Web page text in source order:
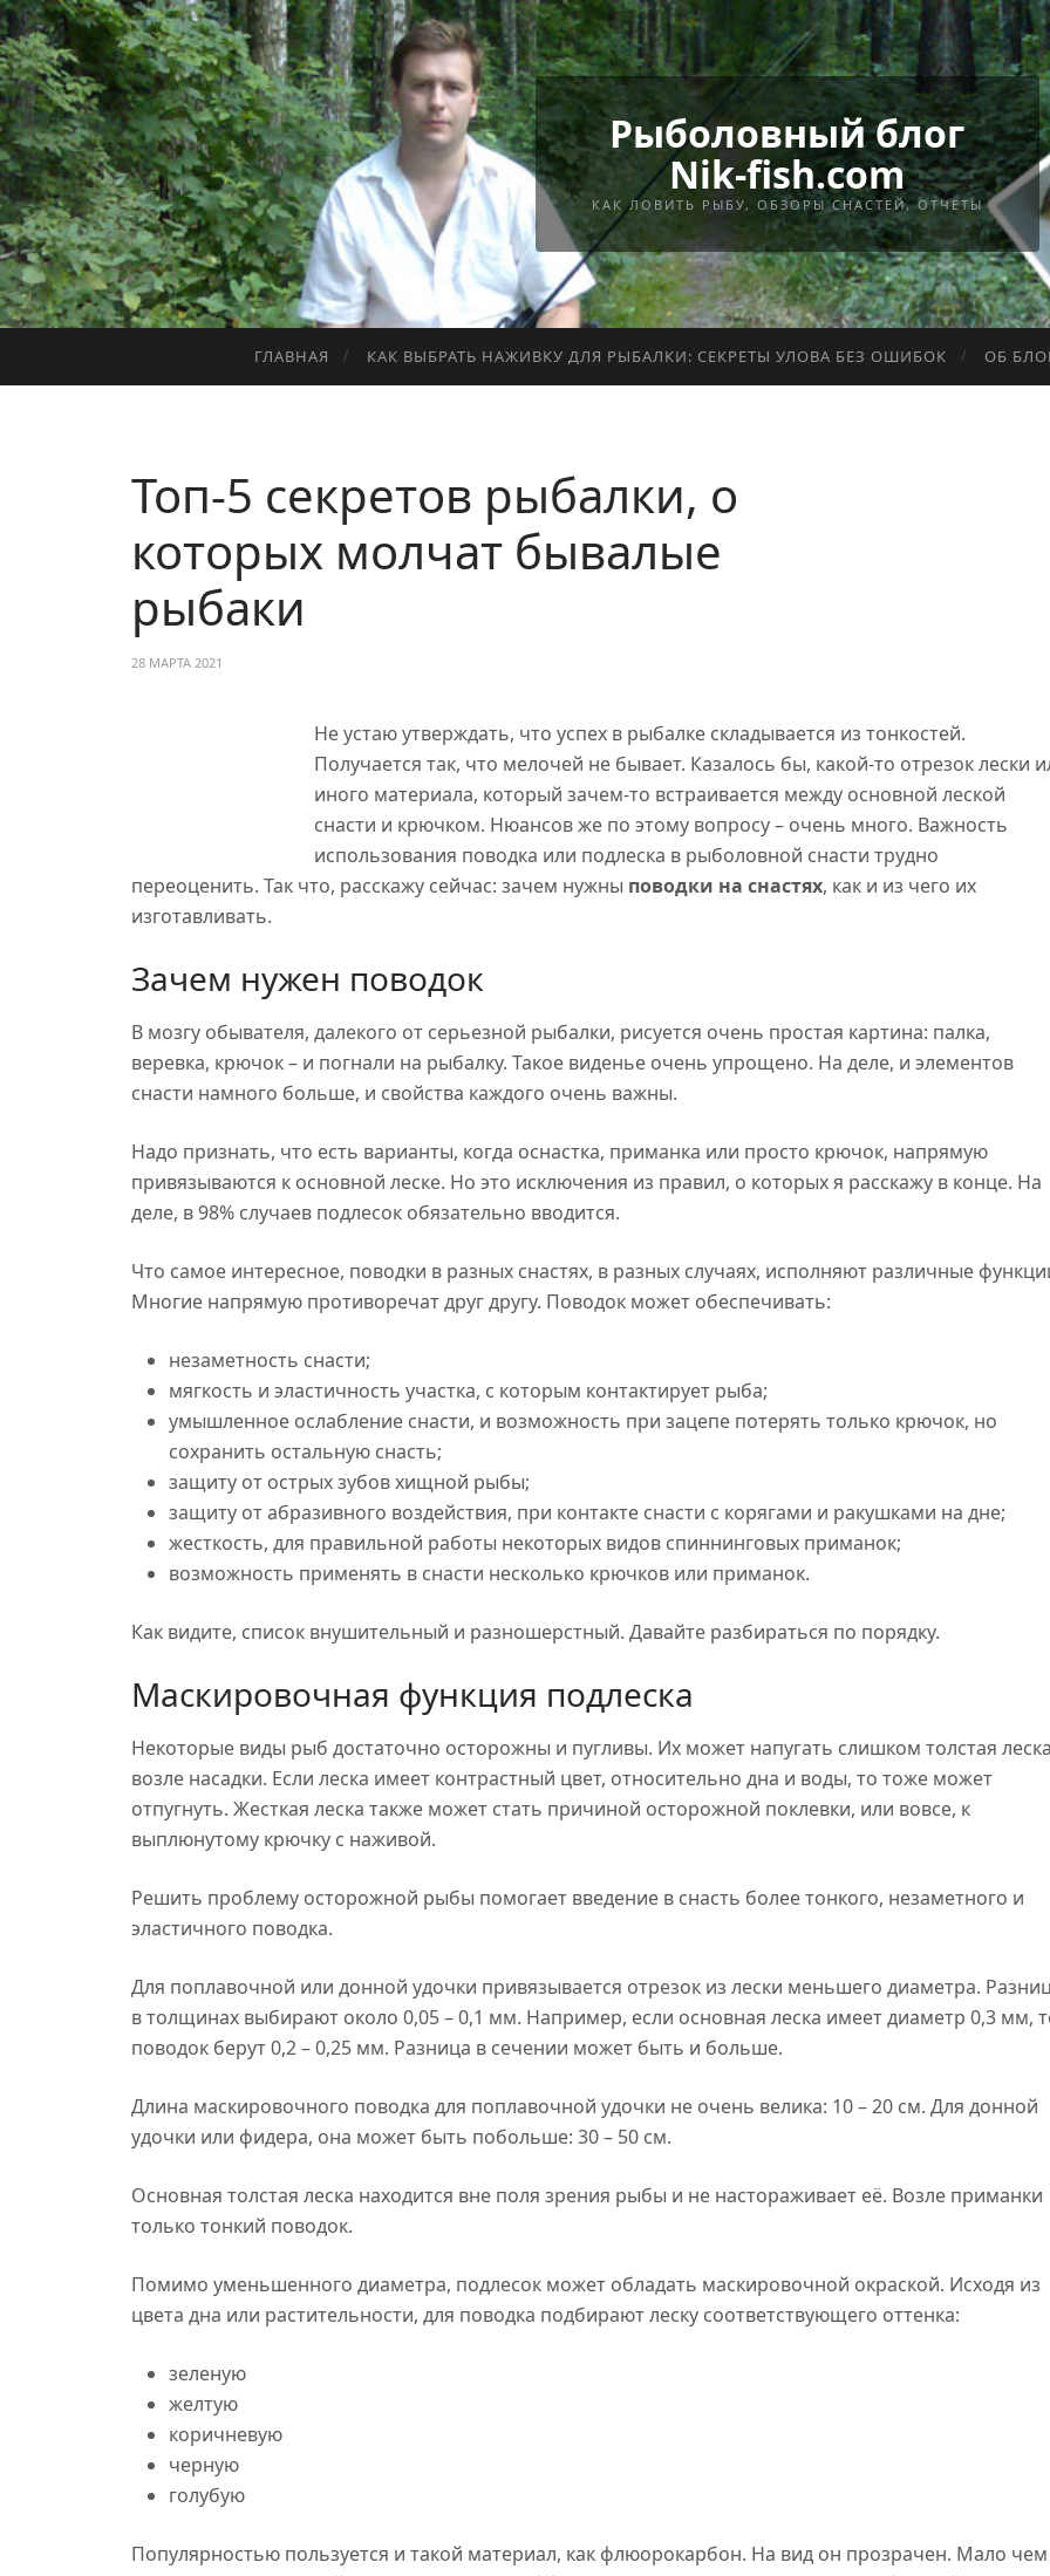
Перейти к содержимому
Рыболовный блог
Nik-fish.com
КАК ЛОВИТЬ РЫБУ, ОБЗОРЫ СНАСТЕЙ, ОТЧЕТЫ
ГЛАВНАЯ КАК ВЫБРАТЬ НАЖИВКУ ДЛЯ РЫБАЛКИ: СЕКРЕТЫ УЛОВА БЕЗ ОШИБОК ОБ
Топ-5 секретов рыбалки, о
которых молчат бывалые
рыбаки
28 МАРТА 2021
Не устаю утверждать, что успех в рыбалке складывается из тонкостей.
Получается так, что мелочей не бывает. Казалось бы, какой-то отрезок лески
иного материала, который зачем-то встраивается между основной леской
снасти и крючком. Нюансов же по этому вопросу – очень много. Важность
использования поводка или подлеска в рыболовной снасти трудно
переоценить. Так что, расскажу сейчас: зачем нужны поводки на снастях, как и из чего их
изготавливать.
Зачем нужен поводок
В мозгу обывателя, далекого от серьезной рыбалки, рисуется очень простая картина: палка,
веревка, крючок – и погнали на рыбалку. Такое виденье очень упрощено. На деле, и элементов
снасти намного больше, и свойства каждого очень важны.
Надо признать, что есть варианты, когда оснастка, приманка или просто крючок, напрямую
привязываются к основной леске. Но это исключения из правил, о которых я расскажу в конце. На
деле, в 98% случаев подлесок обязательно вводится.
Что самое интересное, поводки в разных снастях, в разных случаях, исполняют различные
Многие напрямую противоречат друг другу. Поводок может обеспечивать:
незаметность снасти;
мягкость и эластичность участка, с которым контактирует рыба;
умышленное ослабление снасти, и возможность при зацепе потерять только крючок, но
сохранить остальную снасть;
защиту от острых зубов хищной рыбы;
защиту от абразивного воздействия, при контакте снасти с корягами и ракушками на дне;
жесткость, для правильной работы некоторых видов спиннинговых приманок;
возможность применять в снасти несколько крючков или приманок.
Как видите, список внушительный и разношерстный. Давайте разбираться по порядку.
Маскировочная функция подлеска
Некоторые виды рыб достаточно осторожны и пугливы. Их может напугать слишком толстая
возле насадки. Если леска имеет контрастный цвет, относительно дна и воды, то тоже может
отпугнуть. Жесткая леска также может стать причиной осторожной поклевки, или вовсе, к
выплюнутому крючку с наживой.
Решить проблему осторожной рыбы помогает введение в снасть более тонкого, незаметного и
эластичного поводка.
Для поплавочной или донной удочки привязывается отрезок из лески меньшего диаметра.
в толщинах выбирают около 0,05 – 0,1 мм. Например, если основная леска имеет диаметр 0,3 мм,
поводок берут 0,2 – 0,25 мм. Разница в сечении может быть и больше.
Длина маскировочного поводка для поплавочной удочки не очень велика: 10 – 20 см. Для донной
удочки или фидера, она может быть побольше: 30 – 50 см.
Основная толстая леска находится вне поля зрения рыбы и не настораживает её. Возле приманки
только тонкий поводок.
Помимо уменьшенного диаметра, подлесок может обладать маскировочной окраской. Исходя из
цвета дна или растительности, для поводка подбирают леску соответствующего оттенка:
зеленую
желтую
коричневую
черную
голубую
Популярностью пользуется и такой материал, как флюорокарбон. На вид он прозрачен. Мало чем